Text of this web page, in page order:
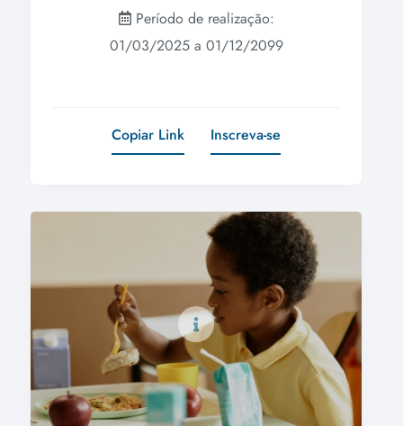
Período de realização:
01/03/2025 a 01/12/2099
Copiar Link Inscreva-se